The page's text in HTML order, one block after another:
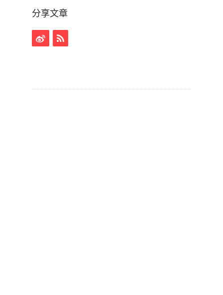
分享文章